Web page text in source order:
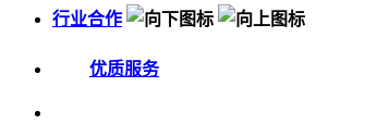
行业合作
优质服务